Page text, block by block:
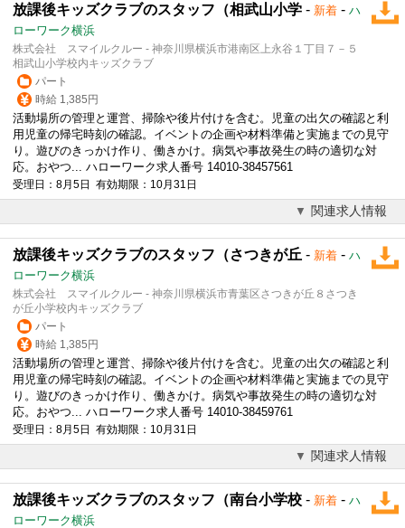
放課後キッズクラブのスタッフ（相武山小学 - 新着 - ハ
ローワーク横浜
株式会社 スマイルクルー - 神奈川県横浜市港南区上永谷１丁目７－５
相武山小学校内キッズクラブ
パート
時給 1,385円
活動場所の管理と運営、掃除や後片付けを含む。児童の出欠の確認と利
用児童の帰宅時刻の確認。イベントの企画や材料準備と実施までの見守
り。遊びのきっかけ作り、働きかけ。病気や事故発生の時の適切な対
応。おやつ... ハローワーク求人番号 14010-38457561
受理日：8月5日 有効期限：10月31日
関連求人情報
放課後キッズクラブのスタッフ（さつきが丘 - 新着 - ハ
ローワーク横浜
株式会社 スマイルクルー - 神奈川県横浜市青葉区さつきが丘８さつき
が丘小学校内キッズクラブ
パート
時給 1,385円
活動場所の管理と運営、掃除や後片付けを含む。児童の出欠の確認と利
用児童の帰宅時刻の確認。イベントの企画や材料準備と実施までの見守
り。遊びのきっかけ作り、働きかけ。病気や事故発生の時の適切な対
応。おやつ... ハローワーク求人番号 14010-38459761
受理日：8月5日 有効期限：10月31日
関連求人情報
放課後キッズクラブのスタッフ（南台小学校 - 新着 - ハ
ローワーク横浜